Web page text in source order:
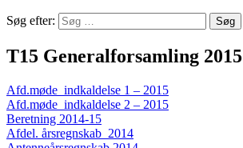
Søg efter:
T15 Generalforsamling 2015
Afd.møde indkaldelse 1 – 2015
Afd.møde indkaldelse 2 – 2015
Beretning 2014-15
Afdel. årsregnskab 2014